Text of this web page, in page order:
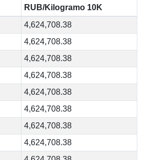
RUB/Kilogramo 10K
4,624,708.38
4,624,708.38
4,624,708.38
4,624,708.38
4,624,708.38
4,624,708.38
4,624,708.38
4,624,708.38